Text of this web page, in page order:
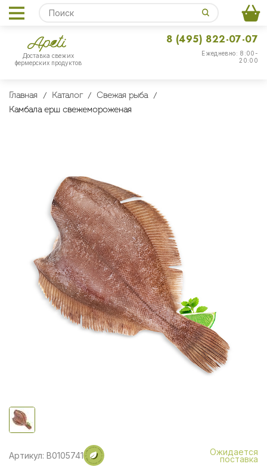
Доставка свежих
фермерских продуктов
Ежедневно: 8:00-
20:00
8 (495) 822-07-07
Главная Каталог
Свежая рыба
Камбала ерш свежемороженая
Артикул: B0105741 Ожидается
поставка